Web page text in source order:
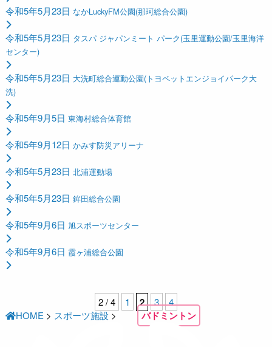
令和5年5月23日 なかLuckyFM公園(那珂総合公園)
令和5年5月23日 タスパ ジャパンミート パーク(玉里運動公園/玉里海洋
センター)
令和5年5月23日 大洗町総合運動公園(トヨペットエンジョイパーク大
洗)
令和5年9月5日 東海村総合体育館
令和5年9月12日 かみす防災アリーナ
令和5年5月23日 北浦運動場
令和5年5月23日 鉾田総合公園
令和5年9月6日 旭スポーツセンター
令和5年9月6日 霞ヶ浦総合公園
2 / 4 1 2 3
4
HOME > スポーツ施設 > バドミントン